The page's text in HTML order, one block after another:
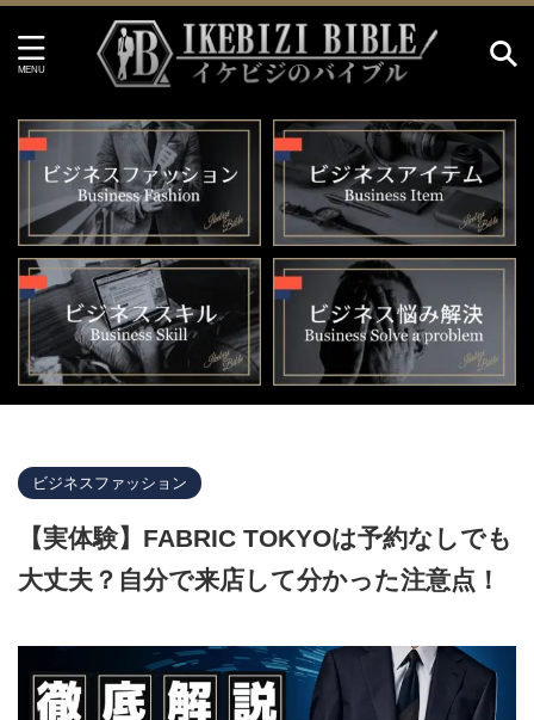
ビジネスファッション
【実体験】FABRIC TOKYOは予約なしでも
大丈夫？自分で来店して分かった注意点！